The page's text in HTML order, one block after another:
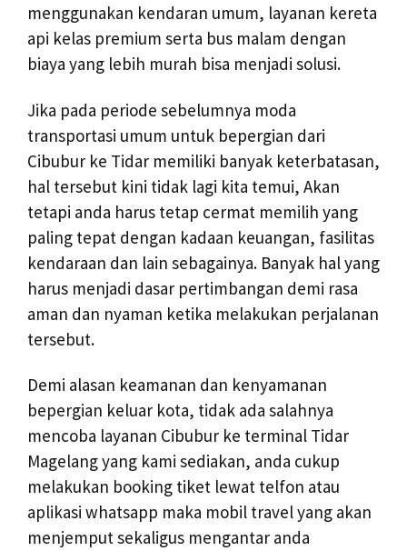
menggunakan kendaran umum, layanan kereta
api kelas premium serta bus malam dengan
biaya yang lebih murah bisa menjadi solusi.
Jika pada periode sebelumnya moda
transportasi umum untuk bepergian dari
Cibubur ke Tidar memiliki banyak keterbatasan,
hal tersebut kini tidak lagi kita temui, Akan
tetapi anda harus tetap cermat memilih yang
paling tepat dengan kadaan keuangan, fasilitas
kendaraan dan lain sebagainya. Banyak hal yang
harus menjadi dasar pertimbangan demi rasa
aman dan nyaman ketika melakukan perjalanan
tersebut.
Demi alasan keamanan dan kenyamanan
bepergian keluar kota, tidak ada salahnya
mencoba layanan Cibubur ke terminal Tidar
Magelang yang kami sediakan, anda cukup
melakukan booking tiket lewat telfon atau
aplikasi whatsapp maka mobil travel yang akan
menjemput sekaligus mengantar anda